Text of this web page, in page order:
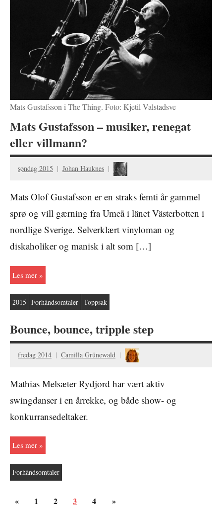
Mats Gustafsson i The Thing. Foto: Kjetil Valstadsve
Mats Gustafsson – musiker, renegat
eller villmann?
søndag 2015 Johan Hauknes
Mats Olof Gustafsson er en straks femti år gammel
sprø og vill gærning fra Umeå i länet Västerbotten i
nordlige Sverige. Selverklært vinyloman og
diskaholiker og manisk i alt som […]
Les mer
2015 Forhåndsomtaler Toppsak
Bounce, bounce, tripple step
fredag 2014 Camilla Grünewald
Mathias Melsæter Rydjord har vært aktiv
swingdanser i en årrekke, og både show- og
konkurransedeltaker.
Les mer
Forhåndsomtaler
Innleggnavigasjon
«Previous
1 2 3 4
Next
»